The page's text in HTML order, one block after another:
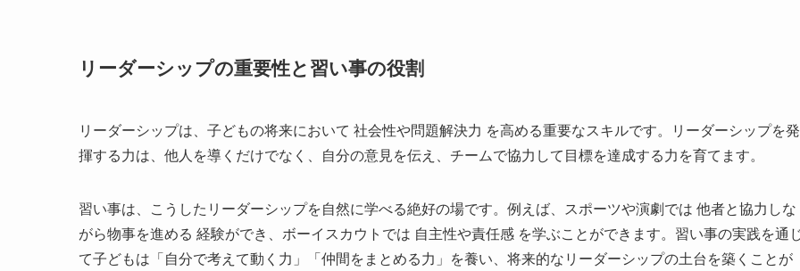
リーダーシップの重要性と習い事の役割
リーダーシップは、子どもの将来において 社会性や問題解決力 を高める重要なスキルです。リーダーシップを発
揮する力は、他人を導くだけでなく、自分の意見を伝え、チームで協力して目標を達成する力を育てます。
習い事は、こうしたリーダーシップを自然に学べる絶好の場です。例えば、スポーツや演劇では 他者と協力しな
がら物事を進める 経験ができ、ボーイスカウトでは 自主性や責任感 を学ぶことができます。習い事の実践を通
て子どもは「自分で考えて動く力」「仲間をまとめる力」を養い、将来的なリーダーシップの土台を築くことが